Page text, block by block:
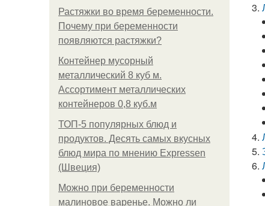
Растяжки во время беременности.
Почему при беременности
появляются растяжки?
Контейнер мусорный
металлический 8 куб м.
Ассортимент металлических
контейнеров 0,8 куб.м
ТОП-5 популярных блюд и
продуктов. Десять самых вкусных
блюд мира по мнению Expressen
(Швеция)
Можно при беременности
малиновое варенье. Можно ли